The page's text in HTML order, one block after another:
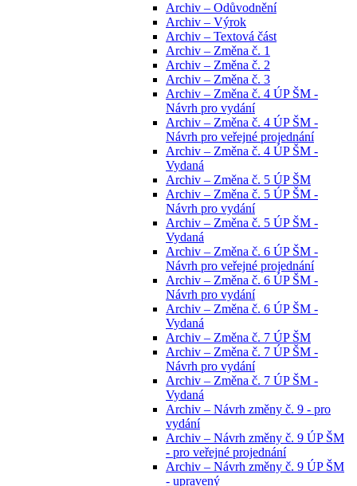
Archiv – Odůvodnění
Archiv – Výrok
Archiv – Textová část
Archiv – Změna č. 1
Archiv – Změna č. 2
Archiv – Změna č. 3
Archiv – Změna č. 4 ÚP ŠM -
Návrh pro vydání
Archiv – Změna č. 4 ÚP ŠM -
Návrh pro veřejné projednání
Archiv – Změna č. 4 ÚP ŠM -
Vydaná
Archiv – Změna č. 5 ÚP ŠM
Archiv – Změna č. 5 ÚP ŠM -
Návrh pro vydání
Archiv – Změna č. 5 ÚP ŠM -
Vydaná
Archiv – Změna č. 6 ÚP ŠM -
Návrh pro veřejné projednání
Archiv – Změna č. 6 ÚP ŠM -
Návrh pro vydání
Archiv – Změna č. 6 ÚP ŠM -
Vydaná
Archiv – Změna č. 7 ÚP ŠM
Archiv – Změna č. 7 ÚP ŠM -
Návrh pro vydání
Archiv – Změna č. 7 ÚP ŠM -
Vydaná
Archiv – Návrh změny č. 9 - pro
vydání
Archiv – Návrh změny č. 9 ÚP ŠM
- pro veřejné projednání
Archiv – Návrh změny č. 9 ÚP ŠM
- upravený